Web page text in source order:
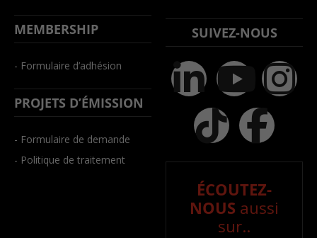
MEMBERSHIP
- Formulaire d’adhésion
PROJETS D’ÉMISSION
- Formulaire de demande
- Politique de traitement
SUIVEZ-NOUS
ÉCOUTEZ-
NOUS aussi
sur..